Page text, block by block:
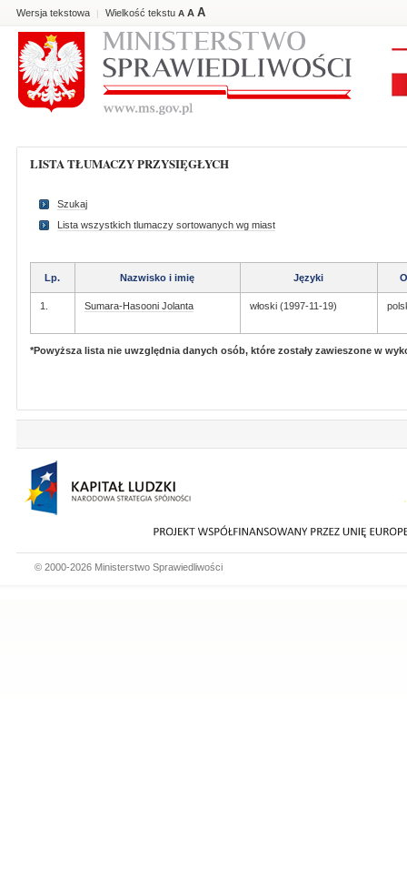
Wersja tekstowa | Wielkość tekstu A A A
LISTA TŁUMACZY PRZYSIĘGŁYCH
Szukaj
Lista wszystkich tlumaczy sortowanych wg miast
Lp. Nazwisko i imię Języki
1. Sumara-Hasooni Jolanta włoski (1997-11-19)
*Powyższa lista nie uwzględnia danych osób, które zostały zawieszone w
© 2000-2026 Ministerstwo Sprawiedliwości